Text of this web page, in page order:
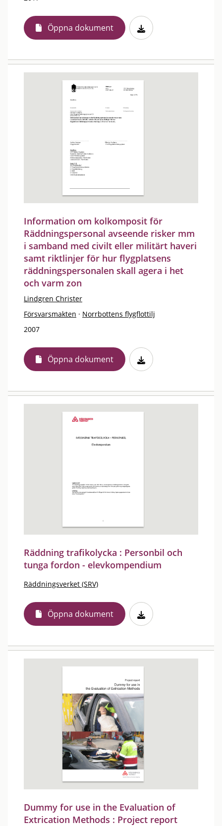
Öppna dokument
Information om kolkomposit för
Räddningspersonal avseende risker mm
i samband med civilt eller militärt haveri
samt riktlinjer för hur flygplatsens
räddningspersonalen skall agera i het
och varm zon
Lindgren Christer
Försvarsmakten · Norrbottens flygflottilj
2007
Öppna dokument
Räddning trafikolycka : Personbil och
tunga fordon - elevkompendium
Räddningsverket (SRV)
Öppna dokument
Dummy for use in the Evaluation of
Extrication Methods : Project report